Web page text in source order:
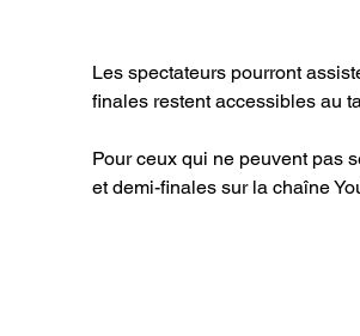
Les spectateurs pourront
finales restent accessibles au
Pour ceux qui ne peuvent pas
et demi-finales sur la chaîne